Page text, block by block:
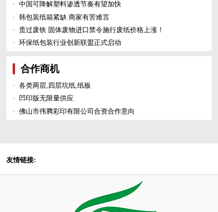
·
中国可降解塑料渗透节奏有望加快
·
韩包装纸箱紧缺 商家有苦难言
·
贵过废铁 固体废物进口禁令施行废纸价格上涨！
·
环保纸包装行业创新联盟正式启动
合作商机
·
各类两层,四层坑纸,纸板
·
凹印版无限量供应
·
佛山市伟腾彩印有限公司合资合作意向
友情链接: